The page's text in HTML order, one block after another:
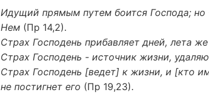
Идущий прямым путем боится Господа; но
Нем (Пр 14,2).
Страх Господень прибавляет дней, лета
Страх Господень - источник жизни,
Страх Господень [ведет] к жизни, и [кто
не постигнет его (Пр 19,23).